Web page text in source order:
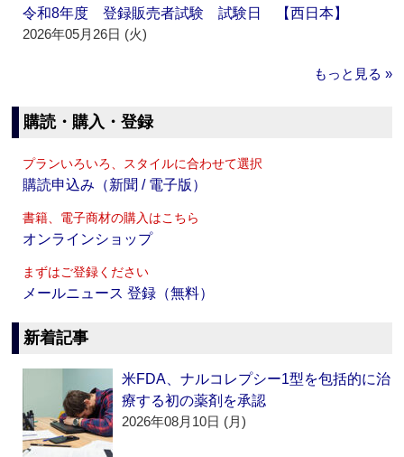
令和8年度 登録販売者試験 試験日 【西日本】
2026年05月26日 (火)
もっと見る »
購読・購入・登録
プランいろいろ、スタイルに合わせて選択
購読申込み（新聞 / 電子版）
書籍、電子商材の購入はこちら
オンラインショップ
まずはご登録ください
メールニュース 登録（無料）
新着記事
米FDA、ナルコレプシー1型を包括的に治
療する初の薬剤を承認
2026年08月10日 (月)